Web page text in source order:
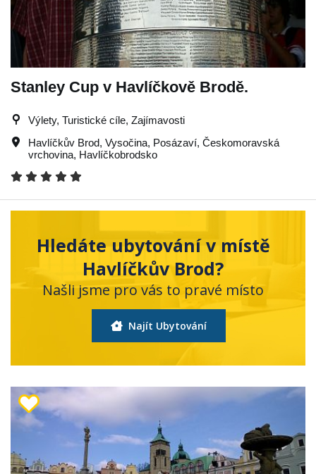
Stanley Cup v Havlíčkově Brodě.
Výlety, Turistické cíle, Zajímavosti
Havlíčkův Brod, Vysočina, Posázaví, Českomoravská
vrchovina, Havlíčkobrodsko
Hledáte ubytování v místě
Havlíčkův Brod?
Našli jsme pro vás to pravé místo
Najít Ubytování